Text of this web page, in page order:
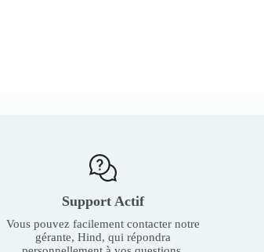
Support Actif
Vous pouvez facilement contacter notre
gérante, Hind, qui répondra